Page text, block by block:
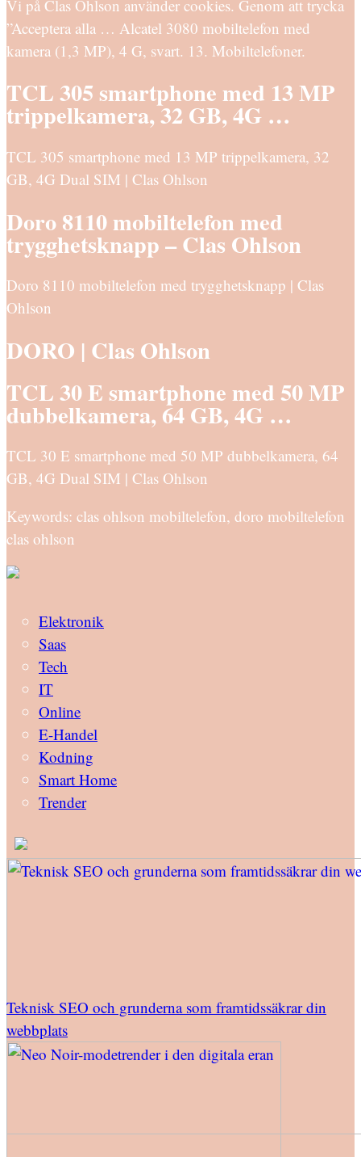
Vi på Clas Ohlson använder cookies. Genom att trycka
”Acceptera alla … Alcatel 3080 mobiltelefon med
kamera (1,3 MP), 4 G, svart. 13. Mobiltelefoner.
TCL 305 smartphone med 13 MP
trippelkamera, 32 GB, 4G …
TCL 305 smartphone med 13 MP trippelkamera, 32
GB, 4G Dual SIM | Clas Ohlson
Doro 8110 mobiltelefon med
trygghetsknapp – Clas Ohlson
Doro 8110 mobiltelefon med trygghetsknapp | Clas
Ohlson
DORO | Clas Ohlson
TCL 30 E smartphone med 50 MP
dubbelkamera, 64 GB, 4G …
TCL 30 E smartphone med 50 MP dubbelkamera, 64
GB, 4G Dual SIM | Clas Ohlson
Keywords: clas ohlson mobiltelefon, doro mobiltelefon
clas ohlson
Elektronik
Saas
Tech
IT
Online
E-Handel
Kodning
Smart Home
Trender
Teknisk SEO och grunderna som framtidssäkrar din
webbplats